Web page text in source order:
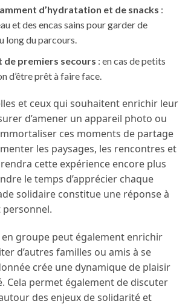
d’hydratation et de snacks :
et des encas sains pour garder de
long du parcours.
de premiers secours : en cas de petits
d’être prêt à faire face.
et ceux qui souhaitent enrichir leur
d’amener un appareil photo ou
ces moments de partage
les paysages, les rencontres et
cette expérience encore plus
le temps d’apprécier chaque
solidaire constitue une réponse à
personnel.
groupe peut également enrichir
d’autres familles ou amis à se
crée une dynamique de plaisir
Cela permet également de discuter
des enjeux de solidarité et